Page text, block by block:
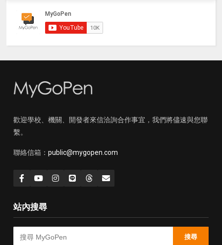
歡迎學校、機關、開發者來信洽詢合作事宜，我們將儘速與您聯
繫。
聯絡信箱： public@mygopen.com
站內搜尋
搜尋